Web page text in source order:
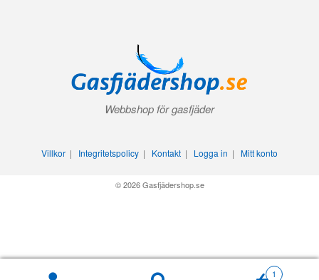
1
Webbshop för gasfjäder
Villkor | Integritetspolicy | Kontakt | Logga in | Mitt konto
© 2026 Gasfjädershop.se